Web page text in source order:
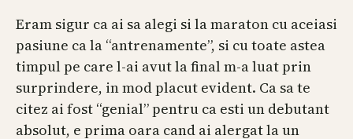
Eram sigur ca ai sa alegi si la maraton cu aceiasi
pasiune ca la “antrenamente”, si cu toate astea
timpul pe care l-ai avut la final m-a luat prin
surprindere, in mod placut evident. Ca sa te
citez ai fost “genial” pentru ca esti un debutant
absolut, e prima oara cand ai alergat la un